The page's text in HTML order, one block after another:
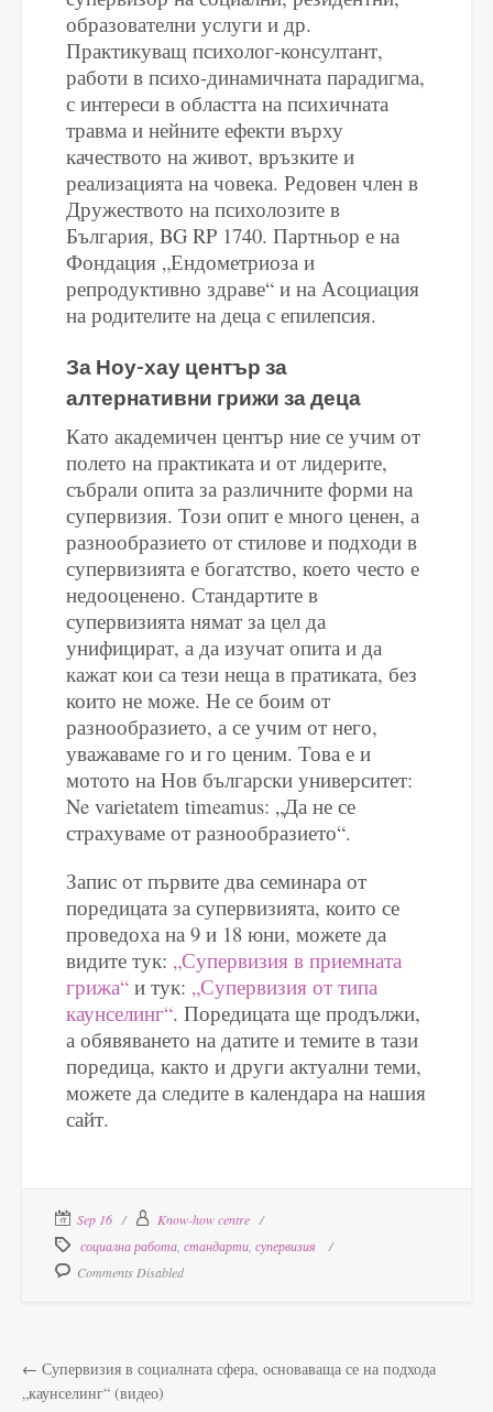
образователни услуги и др.
Практикуващ психолог-консултант,
работи в психо-динамичната парадигма,
с интереси в областта на психичната
травма и нейните ефекти върху
качеството на живот, връзките и
реализацията на човека. Редовен член в
Дружеството на психолозите в
България, BG RP 1740. Партньор е на
Фондация „Ендометриоза и
репродуктивно здраве“ и на Асоциация
на родителите на деца с епилепсия.
За Ноу-хау център за
алтернативни грижи за деца
Като академичен център ние се учим от
полето на практиката и от лидерите,
събрали опита за различните форми на
супервизия. Този опит е много ценен, а
разнообразието от стилове и подходи в
супервизията е богатство, което често е
недооценено. Стандартите в
супервизията нямат за цел да
унифицират, а да изучат опита и да
кажат кои са тези неща в пратиката, без
които не може. Не се боим от
разнообразието, а се учим от него,
уважаваме го и го ценим. Това е и
мотото на Нов български университет:
Ne varietatem timeamus: „Да не се
страхуваме от разнообразието“.
Запис от първите два семинара от
поредицата за супервизията, които се
проведоха на 9 и 18 юни, можете да
видите тук: „Супервизия в приемната
грижа“ и тук: „Супервизия от типа
каунселинг“. Поредицата ще продължи,
а обявяването на датите и темите в тази
поредица, както и други актуални теми,
можете да следите в календара на нашия
сайт.
Sep 16
Know-how centre
социална работа стандарти супервизия
Comments Disabled
← Супервизия в социалната сфера, основаваща се на подхода
„каунселинг“ (видео)